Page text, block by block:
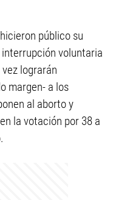
público su
interrupción voluntaria
lograrán
margen- a los
al aborto y
la votación por 38 a